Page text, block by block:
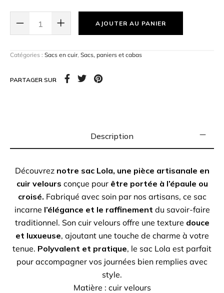
Polyvalent et pratique
pour accompagner vos journées bien remplies avec
Fermeture :
Fermoir aimanté
AJOUTER AU PANIER
Catégories : Sacs en cuir, Sacs, paniers et cabas
PARTAGER SUR
Description
Découvrez notre sac Lola, une pièce artisanale en
cuir velours conçue pourêtre portée à l’épaule ou
croisé. Fabriqué avec soin par nos artisans, ce sac
incarne l’élégance et le raffinement du savoir-faire
traditionnel. Son cuir velours offre une texture douce
et luxueuse, ajoutant une touche de charme à votre
tenue. Polyvalent et pratique, le sac Lola est parfait
pour accompagner vos journées bien remplies avec
style.
Matière : cuir velours